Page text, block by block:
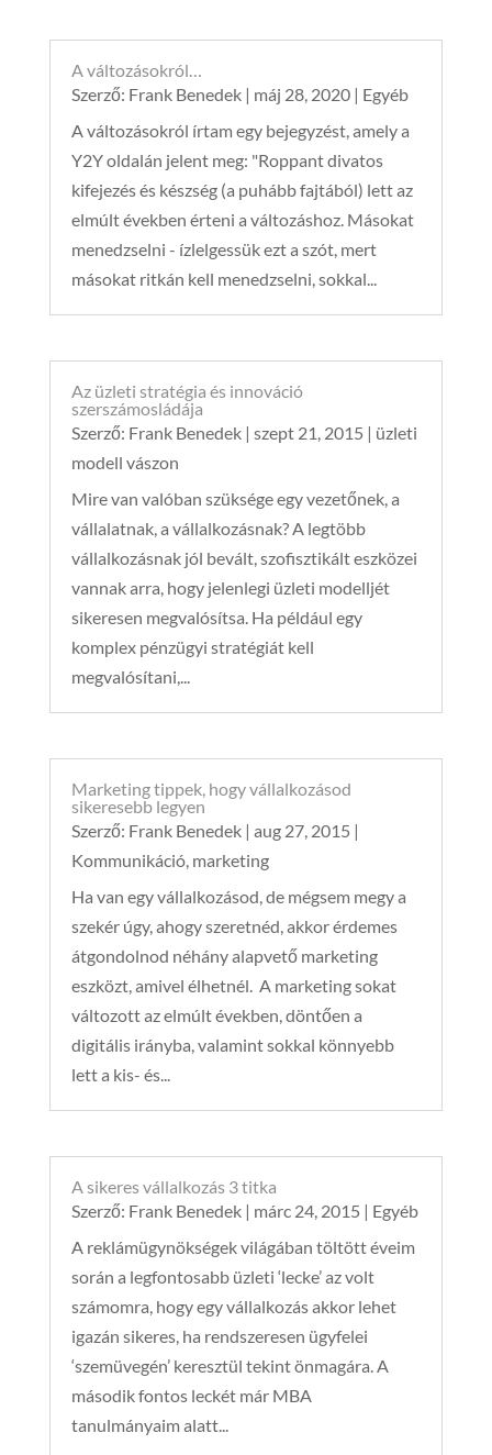
A változásokról…
Szerző: Frank Benedek| máj 28, 2020| Egyéb
A változásokról írtam egy bejegyzést, amely a
Y2Y oldalán jelent meg: "Roppant divatos
kifejezés és készség (a puhább fajtából) lett az
elmúlt években érteni a változáshoz. Másokat
menedzselni - ízlelgessük ezt a szót, mert
másokat ritkán kell menedzselni, sokkal...
Az üzleti stratégia és innováció
szerszámosládája
Szerző: Frank Benedek| szept 21, 2015 | üzleti
modell vászon
Mire van valóban szüksége egy vezetőnek, a
vállalatnak, a vállalkozásnak? A legtöbb
vállalkozásnak jól bevált, szofisztikált eszközei
vannak arra, hogy jelenlegi üzleti modelljét
sikeresen megvalósítsa. Ha például egy
komplex pénzügyi stratégiát kell
megvalósítani,...
Marketing tippek, hogy vállalkozásod
sikeresebb legyen
Szerző: Frank Benedek| aug 27, 2015 |
Kommunikáció, marketing
Ha van egy vállalkozásod, de mégsem megy a
szekér úgy, ahogy szeretnéd, akkor érdemes
átgondolnod néhány alapvető marketing
eszközt, amivel élhetnél. A marketing sokat
változott az elmúlt években, döntően a
digitális irányba, valamint sokkal könnyebb
lett a kis- és...
A sikeres vállalkozás 3 titka
Szerző: Frank Benedek| márc 24, 2015 | Egyéb
A reklámügynökségek világában töltött éveim
során a legfontosabb üzleti ‘lecke’ az volt
számomra, hogy egy vállalkozás akkor lehet
igazán sikeres, ha rendszeresen ügyfelei
‘szemüvegén’ keresztül tekint önmagára. A
második fontos leckét már MBA
tanulmányaim alatt...